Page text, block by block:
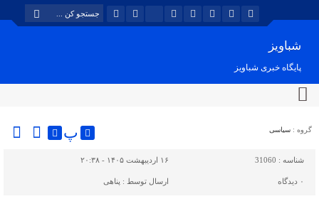
شباویز
پایگاه خبری شباویز
گروه : سیاسی پ
شناسه : 31060 ۱۶ اردیبهشت ۱۴۰۵ - ۲۰:۳۸
۰ دیدگاه ارسال توسط : پناهی